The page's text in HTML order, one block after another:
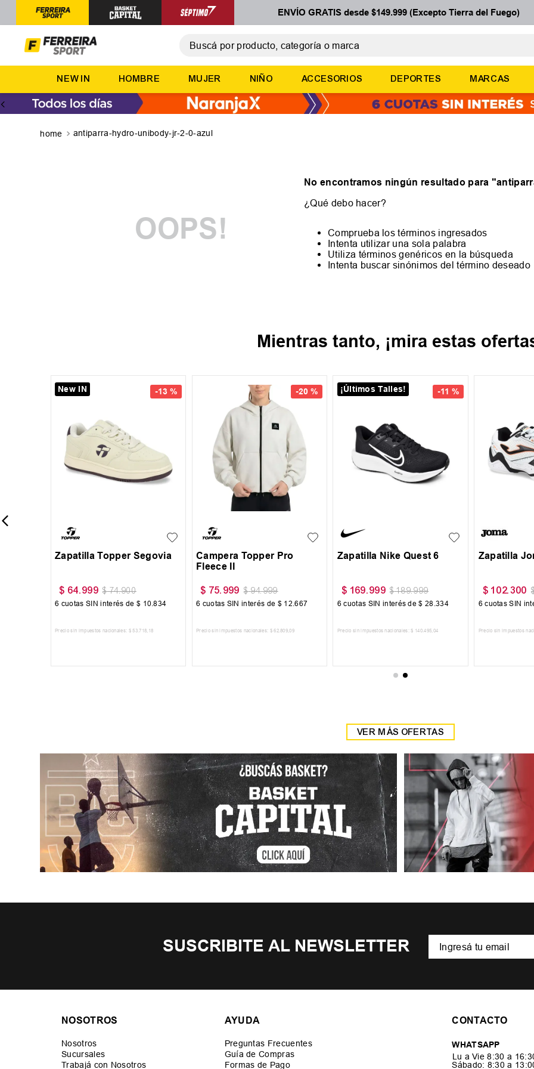
ENVÍO GRATIS desde $149.999 (Excepto Tierra del Fuego)
NEW IN HOMBRE MUJER NIÑO ACCESORIOS DEPORTES MARCAS
antiparra-hydro-unibody-jr-2-0-azul
OOPS!
No encontramos ningún resultado para "
¿Qué debo hacer?
Comprueba los términos ingresados
Intenta utilizar una sola palabra
Utiliza términos genéricos en la búsqueda
Intenta buscar sinónimos del término deseado
Mientras tanto, ¡mira estas
-14 %
New IN
Zapatilla Head Detroit
$ 59.999 $ 69.999
6 cuotas SIN interés de $ 10.000
Precio sin impuestos nacionales: $ 49 .585 95
-14 %
41
44
Zapatilla Head Detroit
$ 59. 999 $ 69.999
6 cuotas SIN interés de $ 10.000
Precio sin impuestos nacionales: $ 49.585 ,95
-15 %
New IN
Botin Topper Kaiser 4 TF
$ 54.900 $ 64.900
6 cuotas SIN interés de$ 9150
Precio sin impuestos nacionales: $ 45.371,9
39
Zapatilla
$ 64.999 $
6 cuotas SIN
Precio sin impuestos
VER MÁS OFERTAS
SUSCRIBITE AL NEWSLETTER
NOSOTROS
Nosotros
Sucursales
Trabajá con Nosotros
AYUDA
Preguntas Frecuentes
Guía de Compras
Formas de Pago
CONTACTO
WHATSAPP
Lu a Vie 8:30 a
Sábado: 8:30 a
TÉRMINOS MÁS BUSCADOS
2
zapatillas